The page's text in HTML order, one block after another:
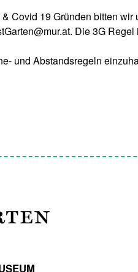
Covid 19 Gründen bitten
Die 3G Regel
und Abstandsregeln